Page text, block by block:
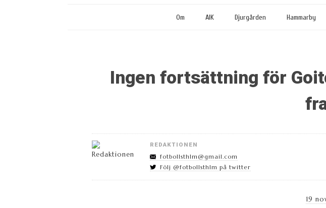
Om AIK Djurgården Hammarby
Ingen fortsättning för
REDAKTIONEN
fotbollsthlm@gmail.com
Följ @fotbollsthlm på twitter
19